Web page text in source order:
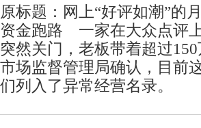
原标题：网上“好评如潮”的
资金跑路 一家在大众点评
突然关门，老板带着超过
市场监督管理局确认，目前
们列入了异常经营名录。